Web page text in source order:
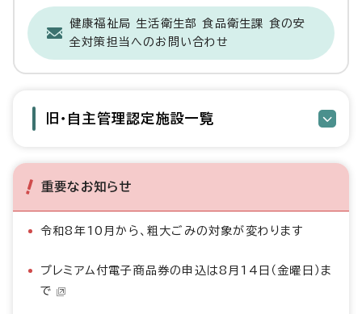
健康福祉局 生活衛生部 食品衛生課 食の安
全対策担当へのお問い合わせ
旧・自主管理認定施設一覧
重要なお知らせ
令和8年10月から、粗大ごみの対象が変わります
プレミアム付電子商品券の申込は8月14日（金曜日）ま
で